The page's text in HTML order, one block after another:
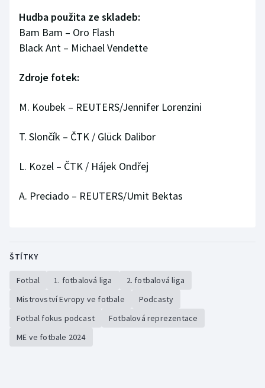
Rychlobruslení
Triatlon
Veslování
Volejbal
Ostatní
Hudba použita ze skladeb:
Bam Bam – Oro Flash
Black Ant – Michael Vendette
Zdroje fotek:
M. Koubek – REUTERS/Jennifer Lorenzini
T. Slončík – ČTK / Glück Dalibor
L. Kozel – ČTK / Hájek Ondřej
A. Preciado – REUTERS/Umit Bektas
ŠTÍTKY
Fotbal 1. fotbalová liga
2. fotbalová liga
Mistrovství Evropy ve fotbale
Podcasty
Fotbal fokus podcast
Fotbalová reprezentace
ME ve fotbale 2024